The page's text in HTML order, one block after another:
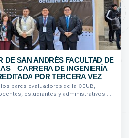
DE SAN ANDRÉS FACULTAD DE
– CARRERA DE INGENIERÍA
POR TERCERA VEZ
pares evaluadores de la CEUB,
estudiantes y administrativos de